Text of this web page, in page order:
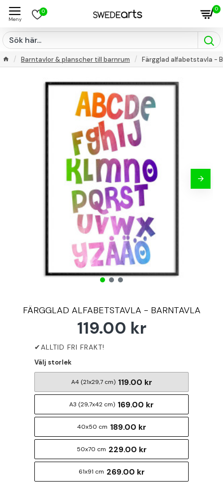
0 0
Barntavlor & planscher till barnrum Färgglad alfabetstavla -
FÄRGGLAD ALFABETSTAVLA - BARNTAVLA
119.00 kr
Välj storlek
A4 (21x29,7 cm) 119.00 kr
A3 (29,7x42 cm) 169.00 kr
40x50 cm 189.00 kr
50x70 cm 229.00 kr
61x91 cm 269.00 kr